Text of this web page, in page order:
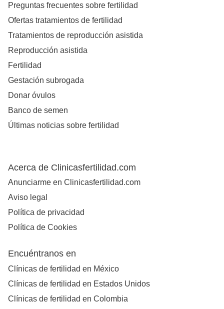
Preguntas frecuentes sobre fertilidad
Ofertas tratamientos de fertilidad
Tratamientos de reproducción asistida
Reproducción asistida
Fertilidad
Gestación subrogada
Donar óvulos
Banco de semen
Últimas noticias sobre fertilidad
Acerca de Clinicasfertilidad.com
Anunciarme en Clinicasfertilidad.com
Aviso legal
Política de privacidad
Política de Cookies
Encuéntranos en
Clínicas de fertilidad en México
Clínicas de fertilidad en Estados Unidos
Clínicas de fertilidad en Colombia